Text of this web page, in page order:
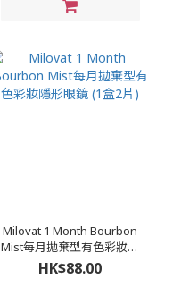
Milovat 1 Month Bourbon
Mist每月拋棄型有色彩妝隱
形眼鏡 (1盒2片)
HK$88.00